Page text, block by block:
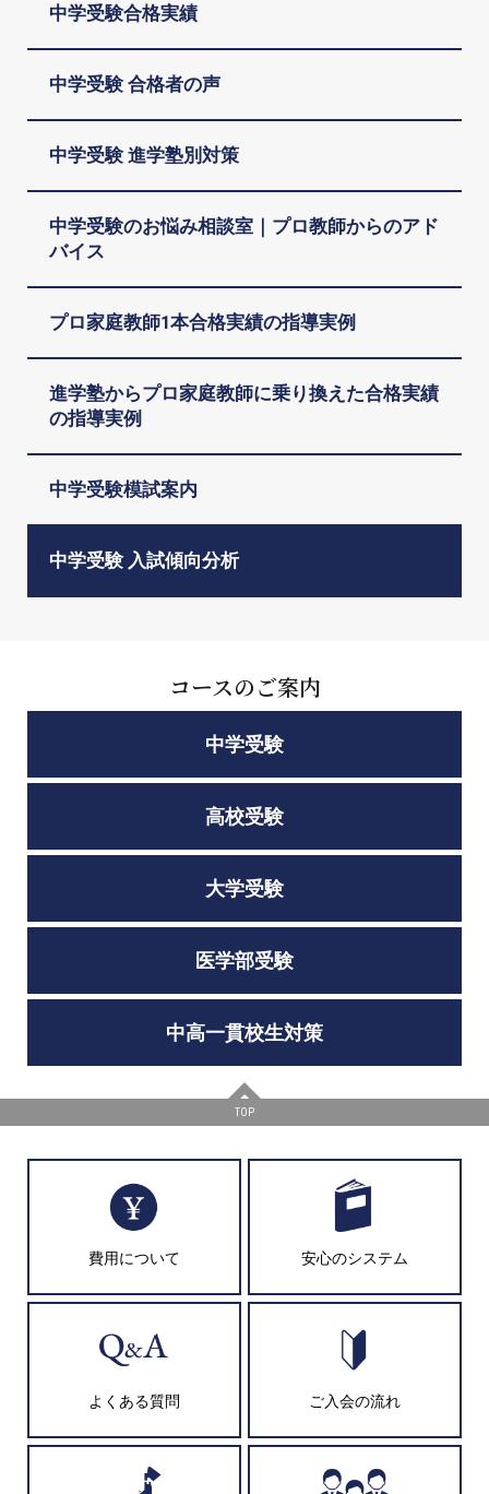
中学受験合格実績
中学受験 合格者の声
中学受験 進学塾別対策
中学受験のお悩み相談室｜プロ教師からのアド
バイス
プロ家庭教師1本合格実績の指導実例
進学塾からプロ家庭教師に乗り換えた合格実績
の指導実例
中学受験模試案内
中学受験 入試傾向分析
コースのご案内
中学受験
高校受験
大学受験
医学部受験
中高一貫校生対策
TOP
費用について 安心のシステム
よくある質問 ご入会の流れ